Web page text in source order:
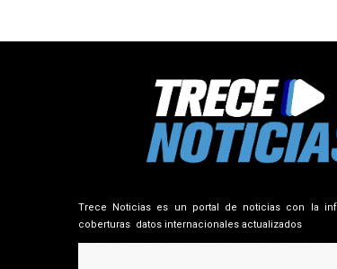
Trece Noticias es un portal de noticias con la
coberturas datos internacionales actualizados